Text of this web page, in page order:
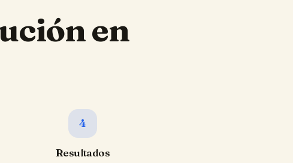
en
4
Resultados